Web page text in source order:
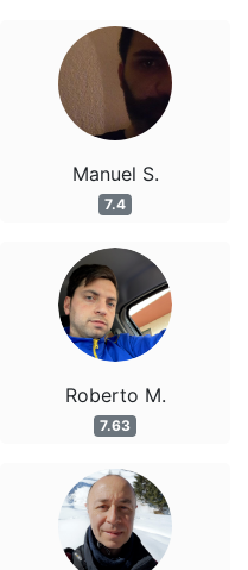
Manuel S.
7.4
Roberto M.
7.63